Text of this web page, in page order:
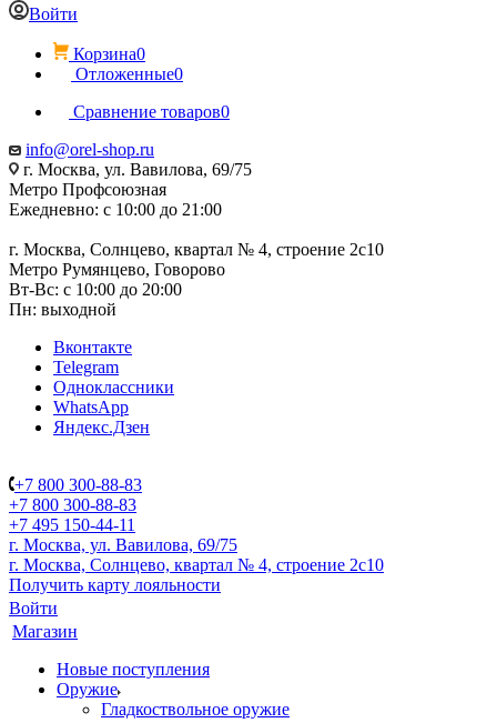
Войти
Корзина0
Отложенные0
Сравнение товаров0
info@orel-shop.ru
г. Москва, ул. Вавилова, 69/75
Метро Профсоюзная
Ежедневно: с 10:00 до 21:00
г. Москва, Солнцево, квартал № 4, строение 2с10
Метро Румянцево, Говорово
Вт-Вс: с 10:00 до 20:00
Пн: выходной
Вконтакте
Telegram
Одноклассники
WhatsApp
Яндекс.Дзен
+7 800 300-88-83
+7 800 300-88-83
+7 495 150-44-11
г. Москва, ул. Вавилова, 69/75
г. Москва, Солнцево, квартал № 4, строение 2с10
Получить карту лояльности
Войти
Магазин
Новые поступления
Оружие
Гладкоствольное оружие